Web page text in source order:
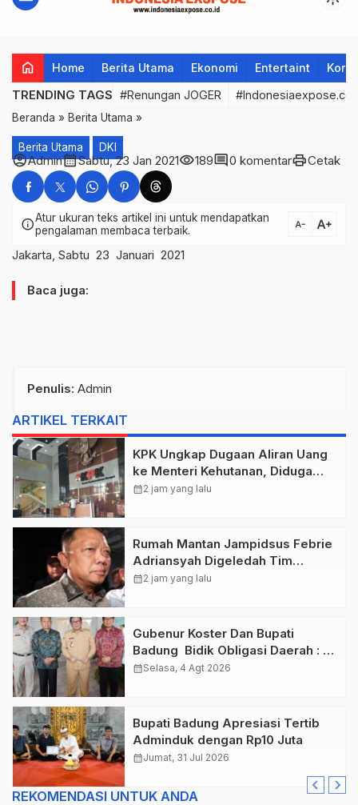
home Home Berita Utama Ekonomi Entertaint
TRENDING TAGS #Renungan JOGER
Beranda » Berita Utama »
Berita Utama DKI
account_circleAdmincalendar_monthSabtu, 23 Jan 2021visibility189comment0 komentarprintCetak
infoAtur ukuran teks artikel ini untuk mendapatkan
pengalaman membaca terbaik.
text_decrease text_increase
Jakarta, Sabtu 23 Januari 2021
Baca juga:
Penulis: Admin
ARTIKEL TERKAIT
KPK Ungkap Dugaan Aliran Uang
ke Menteri Kehutanan, Diduga
Terkait Pelepasan Kawasan Hutan
calendar_month2 jam yang lalu
Rumah Mantan Jampidsus Febrie
Adriansyah Digeledah Tim
Penyidik Kejaksaan Agung,
calendar_month2 jam yang lalu
Gubenur Koster Dan Bupati
Badung Bidik Obligasi Daerah :
Gaspol Bangun Infrastruktur
calendar_monthSelasa, 4 Agt 2026
Bupati Badung Apresiasi Tertib
Adminduk dengan Rp10 Juta
calendar_monthJumat, 31 Jul 2026
REKOMENDASI UNTUK ANDA